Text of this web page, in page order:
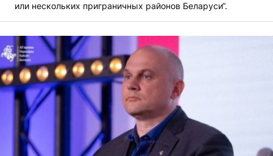
или нескольких приграничных районов Беларуси“.